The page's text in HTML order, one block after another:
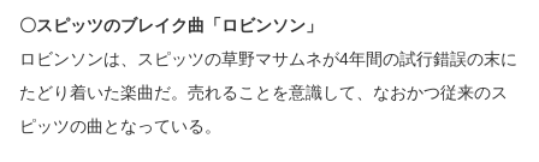
〇スピッツのブレイク曲「ロビンソン」
ロビンソンは、スピッツの草野マサムネが4年間の試行錯誤の末に
たどり着いた楽曲だ。売れることを意識して、なおかつ従来のス
ピッツの曲となっている。